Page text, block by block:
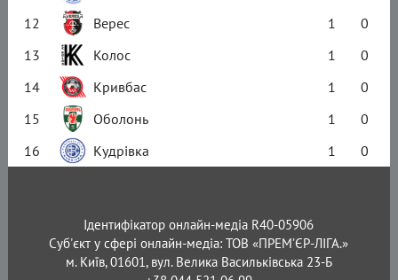
12
Верес 1
0
13
Колос 1
0
14
Кривбас 1
0
15
Оболонь 1
0
16
Кудрівка 1 0
Ідентифікатор онлайн-медіа R40-05906
Суб'єкт у сфері онлайн-медіа: ТОВ «ПРЕМ’ЄР-ЛІГА.»
м. Київ, 01601, вул. Велика Васильківська 23-Б